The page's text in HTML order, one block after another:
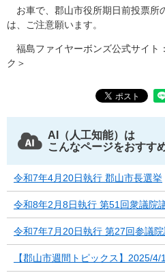
お車で、郡山市役所期日前投票所
は、ご注意願います。
福島ファイヤーボンズ公式サイト：
ク＞
AI（人工知能）は
こんなページをおすす
令和7年4月20日執行 郡山市長選挙
令和8年2月8日執行 第51回衆議院
令和7年7月20日執行 第27回参議
【郡山市週間トピックス】2025/4/